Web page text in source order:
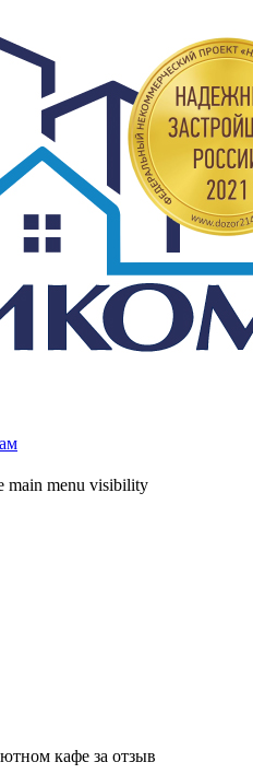
main menu visibility
кафе за отзыв